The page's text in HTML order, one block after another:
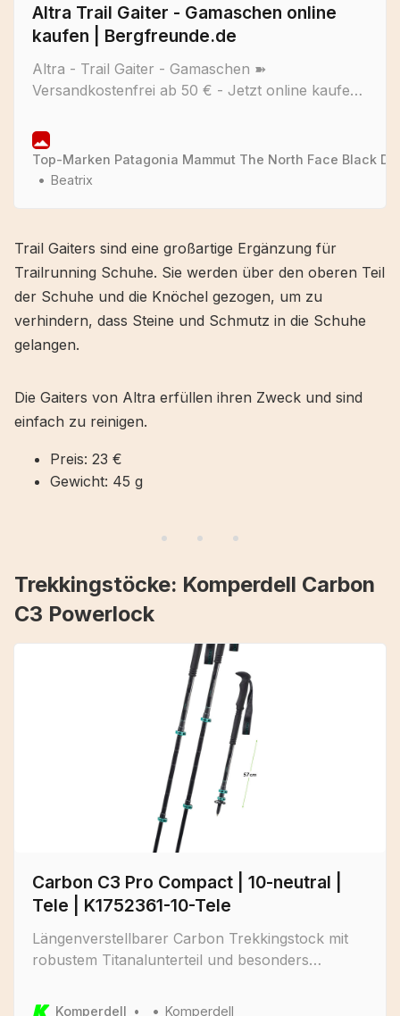
Altra Trail Gaiter - Gamaschen online
kaufen | Bergfreunde.de
Altra - Trail Gaiter - Gamaschen ➽
Versandkostenfrei ab 50 € - Jetzt online kaufen!
Beratung durch Experten
Top-Marken Patagonia Mammut The North Face Black
Beatrix
Trail Gaiters sind eine großartige Ergänzung für
Trailrunning Schuhe. Sie werden über den oberen Teil
der Schuhe und die Knöchel gezogen, um zu
verhindern, dass Steine und Schmutz in die Schuhe
gelangen.
Die Gaiters von Altra erfüllen ihren Zweck und sind
einfach zu reinigen.
Preis: 23 €
Gewicht: 45 g
Trekkingstöcke: Komperdell Carbon
C3 Powerlock
Carbon C3 Pro Compact | 10-neutral |
Tele | K1752361-10-Tele
Längenverstellbarer Carbon Trekkingstock mit
robustem Titanalunterteil und besonders
Komperdell Komperdell